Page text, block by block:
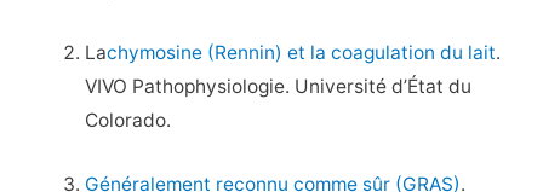
Lachymosine (Rennin) et la coagulation du lait.
VIVO Pathophysiologie. Université d’État du
Colorado.
Généralement reconnu comme sûr (GRAS).